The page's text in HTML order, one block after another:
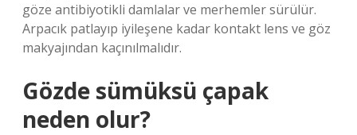
göze antibiyotikli damlalar ve merhemler sürülür.
Arpacık patlayıp iyileşene kadar kontakt lens ve göz
makyajından kaçınılmalıdır.
Gözde sümüksü çapak
neden olur?